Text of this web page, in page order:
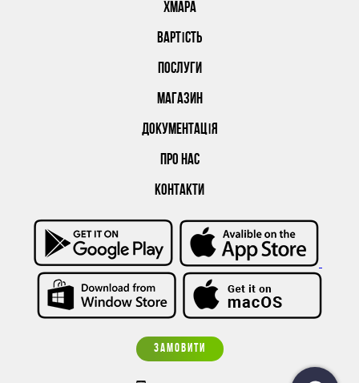
ХМАРА
ВАРТІСТЬ
ПОСЛУГИ
МАГАЗИН
ДОКУМЕНТАЦІЯ
ПРО НАС
КОНТАКТИ
ЗАМОВИТИ